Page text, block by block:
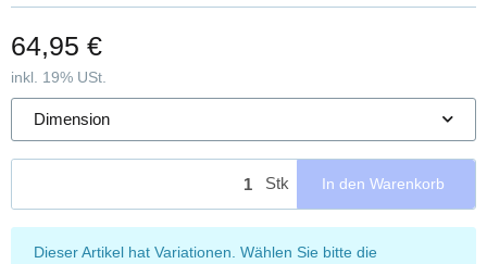
64,95 €
inkl. 19% USt.
Dimension
Stk In den Warenkorb
x
Dieser Artikel hat Variationen. Wählen Sie bitte die